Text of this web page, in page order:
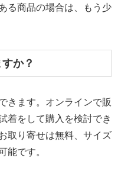
る商品の場合は、もう少
か？
きます。オンラインで販
着をして購入を検討でき
取り寄せは無料、サイズ
能です。